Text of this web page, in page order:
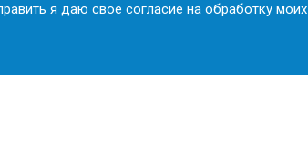
я даю свое согласие на обработку моих